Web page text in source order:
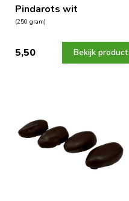
Pindarots wit
(250 gram)
5,50 Bekijk product